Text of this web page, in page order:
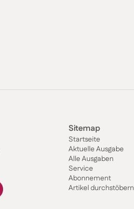
Sitemap
Startseite
Aktuelle Ausgabe
Alle Ausgaben
Service
Abonnement
Artikel durchstöbern